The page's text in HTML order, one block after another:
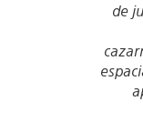
de